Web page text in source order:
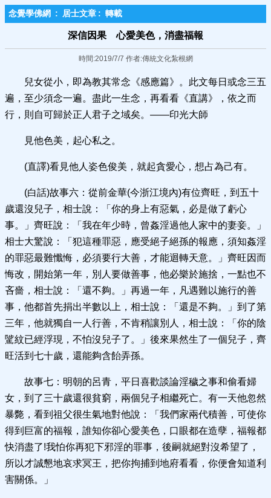
念覺學佛網 : 居士文章 : 轉載
深信因果 心愛美色，消盡福報
時間:2019/7/7 作者:傳統文化紮根網
兒女從小，即為教其常念《感應篇》。此文每日或念三五
遍，至少須念一遍。盡此一生念，再看看《直講》，依之而
行，則自可歸於正人君子之域矣。——印光大師
見他色美，起心私之。
(直譯)看見他人姿色俊美，就起貪愛心，想占為己有。
(白話)故事六：從前金華(今浙江境內)有位齊旺，到五十
歲還沒兒子，相士說：「你的身上有惡氣，必是做了虧心
事。」齊旺說：「我在年少時，曾姦淫過他人家中的妻妾。」
相士大驚說：「犯這種罪惡，應受絕子絕孫的報應，須知姦淫
的罪惡最難懺悔，必須要行大善，才能迴轉天意。」齊旺因而
悔改，開始第一年，別人要做善事，他必樂於施捨，一點也不
吝嗇，相士說：「還不夠。」再過一年，凡遇難以施行的善
事，他都首先捐出半數以上，相士說：「還是不夠。」到了第
三年，他就獨自一人行善，不肯稍讓別人，相士說：「你的陰
騭紋已經浮現，不怕沒兒子了。」後來果然生了一個兒子，齊
旺活到七十歲，還能夠含飴弄孫。
故事七：明朝的呂青，平日喜歡談論淫穢之事和偷看婦
女，到了三十歲還很貧窮，兩個兒子相繼死亡。有一天他忽然
暴斃，看到祖父很生氣地對他說：「我們家兩代積善，可使你
得到巨富的福報，誰知你卻心愛美色，口眼都在造孽，福報都
快消盡了!我怕你再犯下邪淫的罪事，後嗣就絕對沒希望了，
所以才誠懇地哀求冥王，把你拘捕到地府看看，你便會知道利
害關係。」